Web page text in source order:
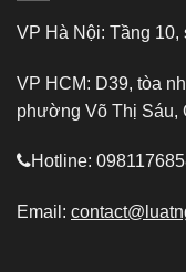
VP Hà Nội: Tầng
VP HCM: D39, tòa
phường Võ Thị Sáu,
Hotline:
Email: